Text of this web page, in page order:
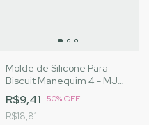
Molde de Silicone Para
Biscuit Manequim 4 - MJ
Artesanatos |Cód. 3202
R$9,41 -50%OFF
R$18,81